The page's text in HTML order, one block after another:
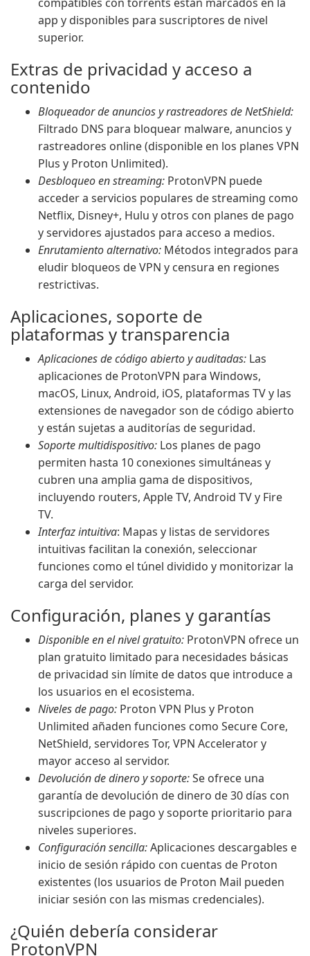
app y disponibles para suscriptores de nivel
superior.
Extras de privacidad y acceso a
contenido
Bloqueador de anuncios y rastreadores de NetShield:
Filtrado DNS para bloquear malware, anuncios y
rastreadores online (disponible en los planes VPN
Plus y Proton Unlimited).
Desbloqueo en streaming: ProtonVPN puede
acceder a servicios populares de streaming como
Netflix, Disney+, Hulu y otros con planes de pago
y servidores ajustados para acceso a medios.
Enrutamiento alternativo: Métodos integrados para
eludir bloqueos de VPN y censura en regiones
restrictivas.
Aplicaciones, soporte de
plataformas y transparencia
Aplicaciones de código abierto y auditadas: Las
aplicaciones de ProtonVPN para Windows,
macOS, Linux, Android, iOS, plataformas TV y las
extensiones de navegador son de código abierto
y están sujetas a auditorías de seguridad.
Soporte multidispositivo: Los planes de pago
permiten hasta 10 conexiones simultáneas y
cubren una amplia gama de dispositivos,
incluyendo routers, Apple TV, Android TV y Fire
TV.
Interfaz intuitiva: Mapas y listas de servidores
intuitivas facilitan la conexión, seleccionar
funciones como el túnel dividido y monitorizar la
carga del servidor.
Configuración, planes y garantías
Disponible en el nivel gratuito: ProtonVPN ofrece un
plan gratuito limitado para necesidades básicas
de privacidad sin límite de datos que introduce a
los usuarios en el ecosistema.
Niveles de pago: Proton VPN Plus y Proton
Unlimited añaden funciones como Secure Core,
NetShield, servidores Tor, VPN Accelerator y
mayor acceso al servidor.
Devolución de dinero y soporte:Se ofrece una
garantía de devolución de dinero de 30 días con
suscripciones de pago y soporte prioritario para
niveles superiores.
Configuración sencilla:Aplicaciones descargables e
inicio de sesión rápido con cuentas de Proton
existentes (los usuarios de Proton Mail pueden
iniciar sesión con las mismas credenciales).
¿Quién debería considerar
ProtonVPN